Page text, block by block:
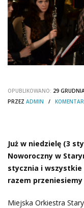
OPUBLIKOWANO: 29
PRZEZ ADMIN /
Już w niedzielę (3
Noworoczny w
stycznia i wszystkie
razem przeniesiemy
Miejska Orkiestra